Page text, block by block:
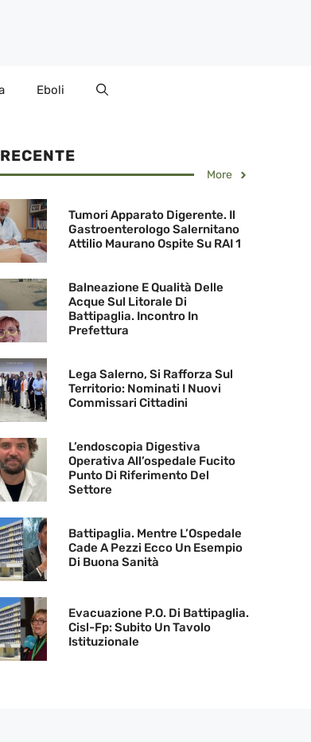
Eboli
More
Tumori Apparato Digerente. Il
Gastroenterologo Salernitano
Attilio Maurano Ospite Su RAI 1
Balneazione E Qualità Delle
Acque Sul Litorale Di
Battipaglia. Incontro In
Prefettura
Lega Salerno, Si Rafforza Sul
Territorio: Nominati I Nuovi
Commissari Cittadini
L’endoscopia Digestiva
Operativa All’ospedale Fucito
Punto Di Riferimento Del
Settore
Battipaglia. Mentre L’Ospedale
Cade A Pezzi Ecco Un Esempio
Di Buona Sanità
Evacuazione P.O. Di Battipaglia.
Cisl-Fp: Subito Un Tavolo
Istituzionale